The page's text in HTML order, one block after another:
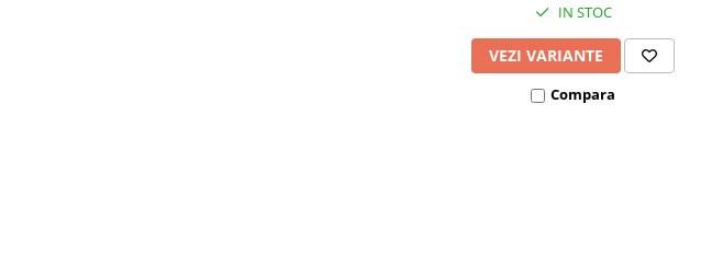
IN STOC
VEZI VARIANTE
Compara